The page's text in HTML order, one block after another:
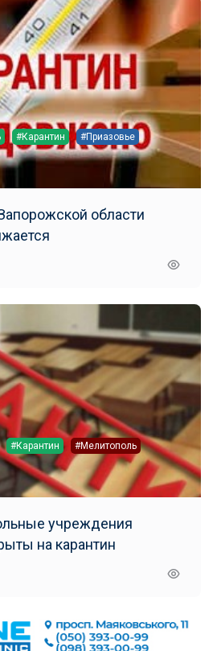
#Карантин #Приазовье
области
#Карантин #Мелитополь
на карантин